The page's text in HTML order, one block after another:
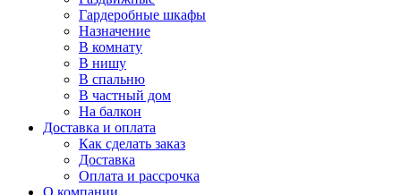
Гардеробные шкафы
Назначение
В комнату
В нишу
В спальню
В частный дом
На балкон
Доставка и оплата
Как сделать заказ
Доставка
Оплата и рассрочка
О компании